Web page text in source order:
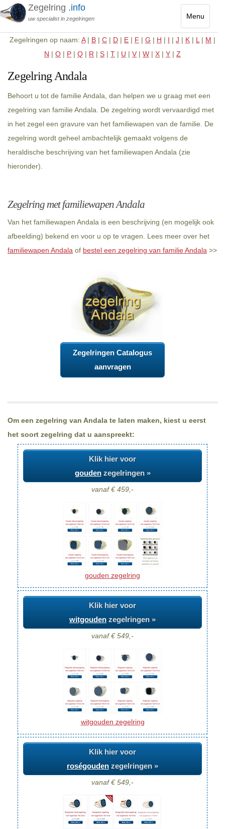
Menu
Toggle
Zegelring .info
uw specialist in zegelringen
Zegelringen op naam: A| B | C | D | E | F | G | H | I | J | K | L | M |
N | O | P | Q | R | S | T | U | V | W | X | Y | Z
Zegelring Andala
Behoort u tot de familie Andala, dan helpen we u graag met een
zegelring van familie Andala. De zegelring wordt vervaardigd met
in het zegel een gravure van het familiewapen van de familie. De
zegelring wordt geheel ambachtelijk gemaakt volgens de
heraldische beschrijving van het familiewapen Andala (zie
hieronder).
Zegelring met familiewapen Andala
Van het familiewapen Andala is een beschrijving (en mogelijk ook
afbeelding) bekend en voor u op te vragen. Lees meer over het
familiewapen Andala of bestel een zegelring van familie Andala >>
Zegelringen Catalogus
aanvragen
Om een zegelring van Andala te laten maken, kiest u eerst
het soort zegelring dat u aanspreekt:
Klik hier voor
goudenzegelringen »
vanaf € 459,-
gouden zegelring
Klik hier voor
witgouden zegelringen »
vanaf € 549,-
witgouden zegelring
Klik hier voor
roségouden zegelringen »
vanaf € 549,-